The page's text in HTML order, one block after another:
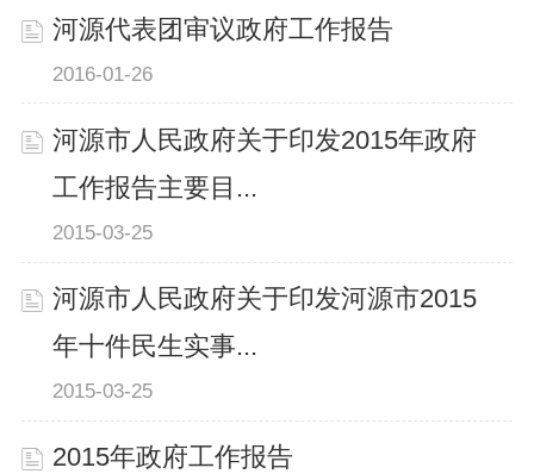
河源代表团审议政府工作报告
2016-01-26
河源市人民政府关于印发2015年政府
工作报告主要目...
2015-03-25
河源市人民政府关于印发河源市2015
年十件民生实事...
2015-03-25
2015年政府工作报告